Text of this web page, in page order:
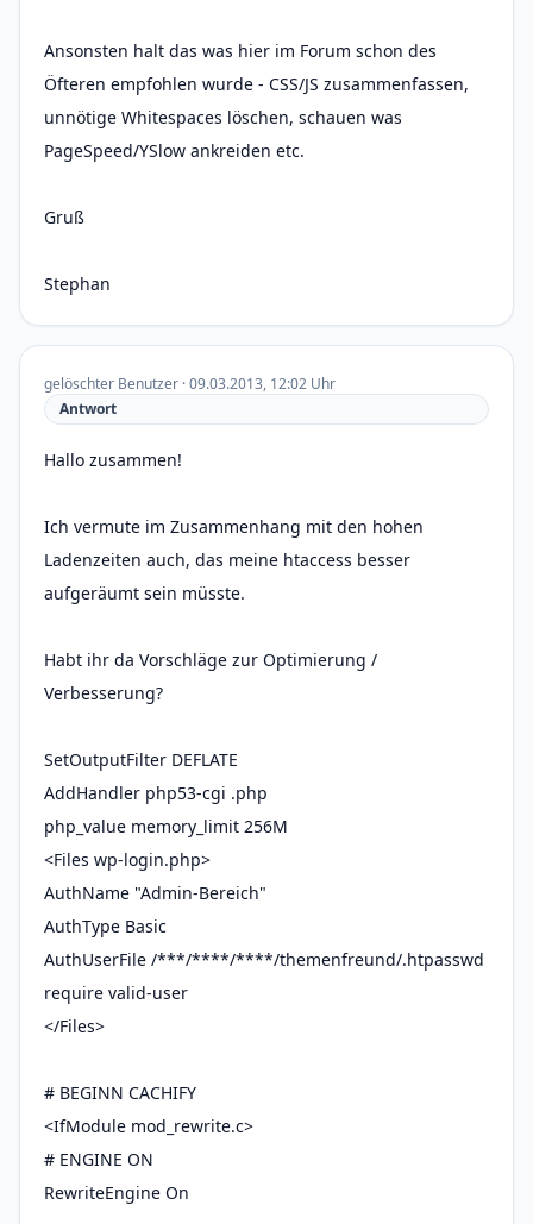
Ansonsten halt das was hier im Forum schon des
Öfteren empfohlen wurde - CSS/JS zusammenfassen,
unnötige Whitespaces löschen, schauen was
PageSpeed/YSlow ankreiden etc.
Gruß
Stephan
gelöschter Benutzer · 09.03.2013, 12:02 Uhr
Antwort
Hallo zusammen!
Ich vermute im Zusammenhang mit den hohen
Ladenzeiten auch, das meine htaccess besser
aufgeräumt sein müsste.
Habt ihr da Vorschläge zur Optimierung /
Verbesserung?
SetOutputFilter DEFLATE
AddHandler php53-cgi .php
php_value memory_limit 256M
<Files wp-login.php>
AuthName "Admin-Bereich"
AuthType Basic
AuthUserFile /***/****/****/themenfreund/.htpasswd
require valid-user
</Files>
# BEGINN CACHIFY
<IfModule mod_rewrite.c>
# ENGINE ON
RewriteEngine On